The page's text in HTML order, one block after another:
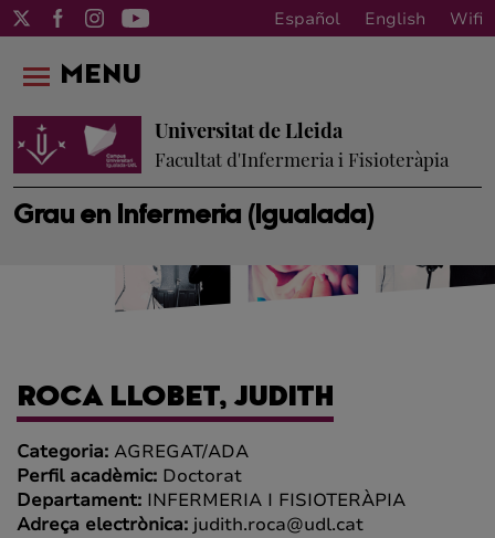
Español English Wifi
Grau en Infermeria (Igualada)
Universitat de Lleida
Facultat d'Infermeria i Fisioteràpia
MENU
ROCA LLOBET, JUDITH
Categoria: AGREGAT/ADA
Perfil acadèmic: Doctorat
Departament: INFERMERIA I FISIOTERÀPIA
Adreça electrònica: judith.roca@udl.cat